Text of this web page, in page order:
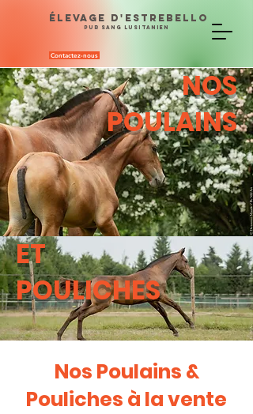
ÉLEVAGE D'ESTREBELLO
PUR SANG LUSITANIEN
Contactez-nous
NOS
POULAINS
ET
POULICHES
Nos Poulains &
Pouliches à la vente